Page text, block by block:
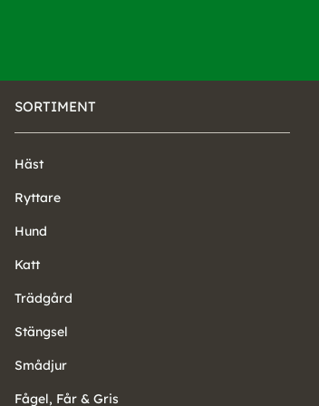
SORTIMENT
Häst
Ryttare
Hund
Katt
Trädgård
Stängsel
Smådjur
Fågel, Får & Gris